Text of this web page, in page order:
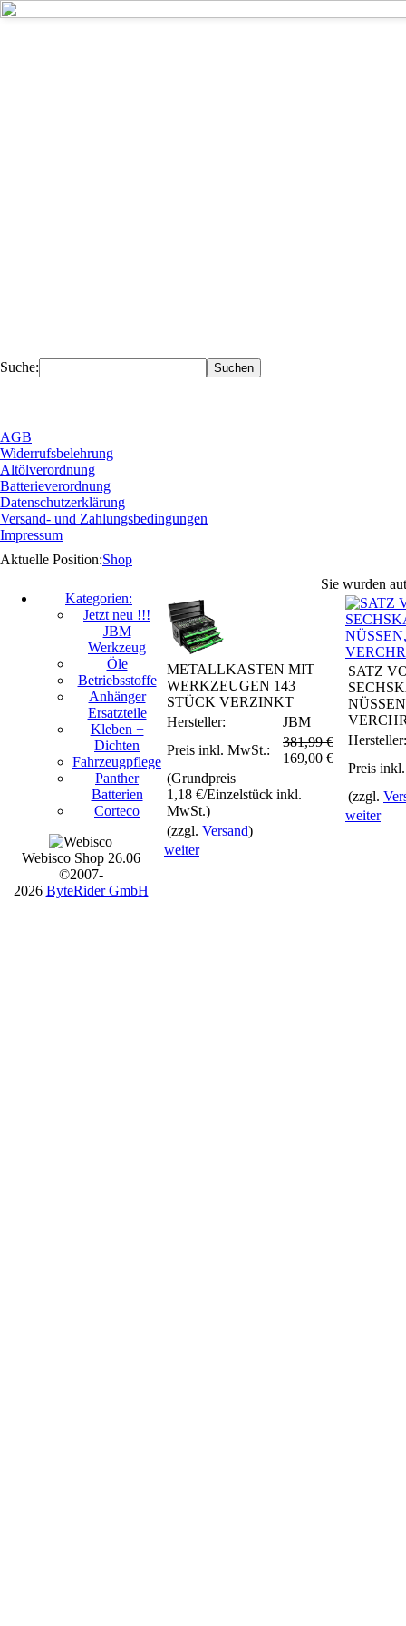
Suche:
AGB
Widerrufsbelehrung
Altölverordnung
Batterieverordnung
Datenschutzerklärung
Versand- und Zahlungsbedingungen
Impressum
Aktuelle Position:Shop
Kategorien:
Jetzt neu !!!
JBM
Werkzeug
Öle
Betriebsstoffe
Anhänger
Ersatzteile
Kleben +
Dichten
Fahrzeugpflege
Panther
Batterien
Corteco
Webisco Shop 26.06
©2007-
2026 ByteRider GmbH
Sie wurden
METALLKASTEN MIT
WERKZEUGEN 143
STÜCK VERZINKT
Hersteller:
JBM
Preis inkl. MwSt.:
381,99 €
169,00 €
(Grundpreis
1,18 €/Einzelstück inkl.
MwSt.)
(zzgl. Versand)
weiter
SATZ
Hersteller:
Preis
(zzgl.
weiter